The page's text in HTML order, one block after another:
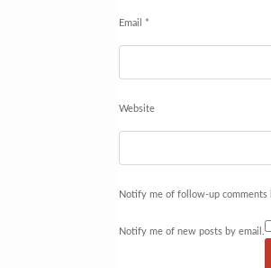
Email *
Website
Notify me of follow-up comments
Notify me of new posts by email.